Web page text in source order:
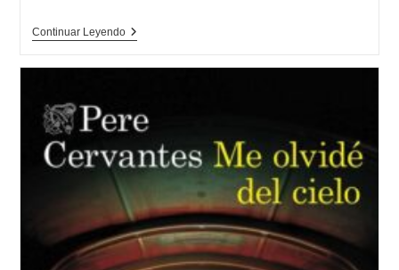
Continuar LeyendoOpinión
Sobral